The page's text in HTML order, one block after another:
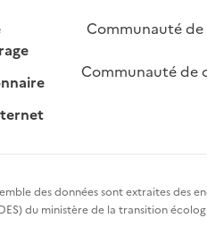
Communauté de
Communauté de
des données sont extraites des
du ministère de la transition